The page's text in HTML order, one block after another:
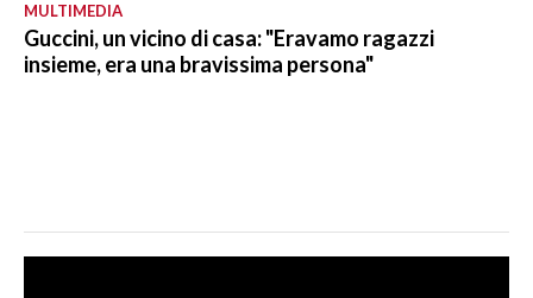
MULTIMEDIA
Guccini, un vicino di casa: "Eravamo ragazzi
insieme, era una bravissima persona"